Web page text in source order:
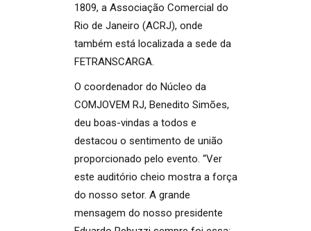
1809, a Associação Comercial do
Rio de Janeiro (ACRJ), onde
também está localizada a sede da
FETRANSCARGA.
O coordenador do Núcleo da
COMJOVEM RJ, Benedito Simões,
deu boas-vindas a todos e
destacou o sentimento de união
proporcionado pelo evento. “Ver
este auditório cheio mostra a força
do nosso setor. A grande
mensagem do nosso presidente